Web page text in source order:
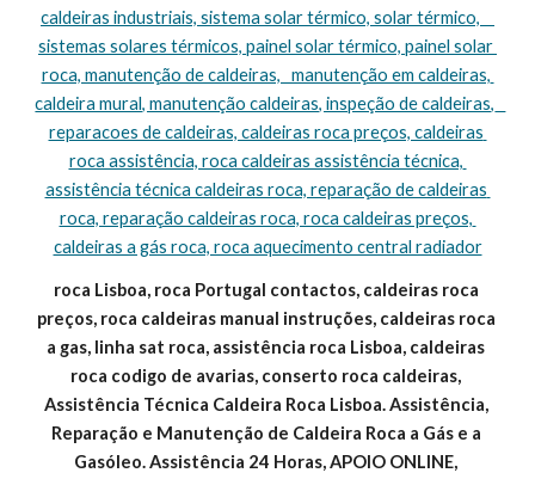
caldeiras industriais, sistema solar térmico, solar térmico,
sistemas solares térmicos, painel solar térmico, painel solar
roca, manutenção de caldeiras,   manutenção em caldeiras,
caldeira mural, manutenção caldeiras, inspeção de caldeiras,
reparacoes de caldeiras, caldeiras roca preços, caldeiras
roca assistência, roca caldeiras assistência técnica,
assistência técnica caldeiras roca, reparação de caldeiras
roca, reparação caldeiras roca, roca caldeiras preços,
caldeiras a gás roca, roca aquecimento central radiador
roca Lisboa, roca Portugal contactos, caldeiras roca
preços, roca caldeiras manual instruções, caldeiras roca
a gas, linha sat roca, assistência roca Lisboa, caldeiras
roca codigo de avarias, conserto roca caldeiras,
Assistência Técnica Caldeira Roca Lisboa. Assistência,
Reparação e Manutenção de Caldeira Roca a Gás e a
Gasóleo. Assistência 24 Horas, APOIO ONLINE,